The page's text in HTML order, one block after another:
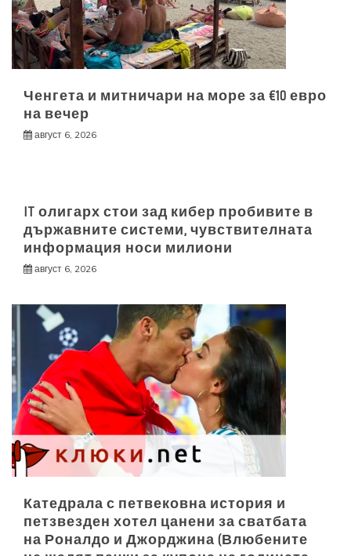
Ченгета и митничари на море за €10 евро
на вечер
август 6, 2026
IT олигарх стои зад кибер пробивите в
държавните системи, чувствителната
информация носи милиони
август 6, 2026
Катедрала с петвековна история и
петзвезден хотел цанени за сватбата
на Роналдо и Джорджина (Влюбените